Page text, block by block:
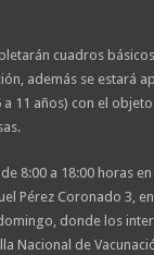
cuadros
además se estará
11 años) con el
8:00 a 18:00 horas
Pérez Coronado 3,
donde los
Nacional de